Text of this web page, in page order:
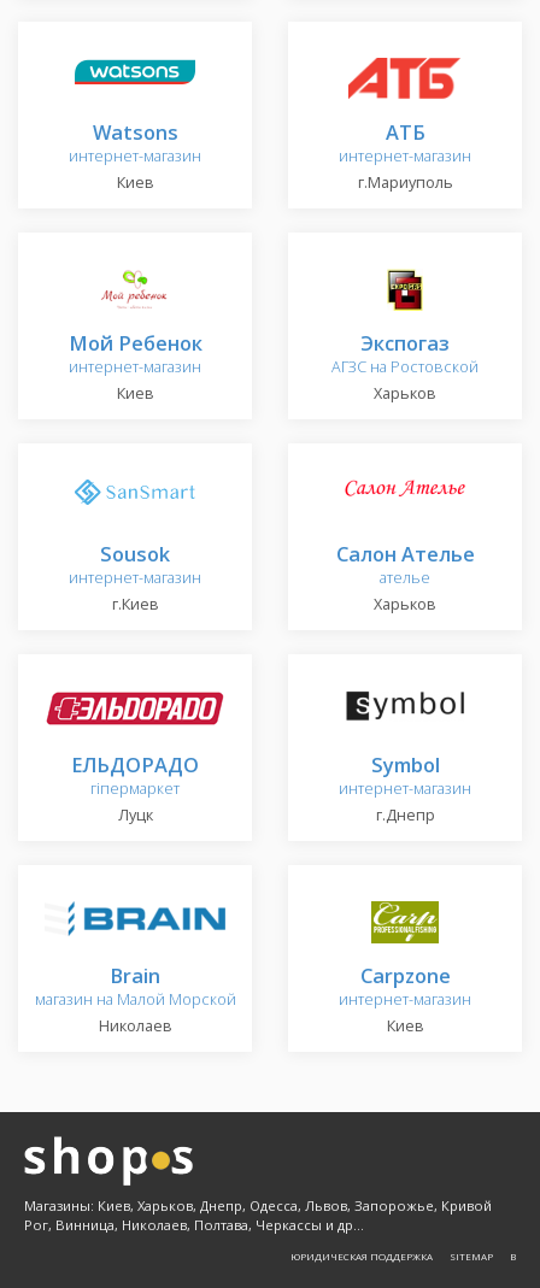
Watsons
интернет-магазин
Киев
АТБ
интернет-магазин
г.Мариуполь
Мой Ребенок
интернет-магазин
Киев
Экспогаз
АГЗС на Ростовской
Харьков
Sousok
интернет-магазин
г.Киев
Салон Ателье
ателье
Харьков
ЕЛЬДОРАДО
гіпермаркет
Луцк
Symbol
интернет-магазин
г.Днепр
Brain
магазин на Малой Морской
Николаев
Carpzone
интернет-магазин
Киев
Магазины: Киев, Харьков, Днепр, Одесса, Львов, Запорожье, Кривой
Рог, Винница, Николаев, Полтава, Черкассы и др...
ЮРИДИЧЕСКАЯ ПОДДЕРЖКА SITEMAP Β